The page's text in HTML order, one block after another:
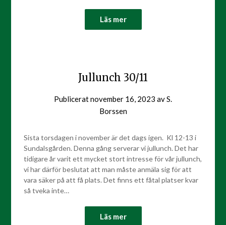
Läs mer
Jullunch 30/11
Publiceratnovember 16, 2023 avS.
Borssen
Sista torsdagen i november är det dags igen. Kl 12-13 i
Sundalsgården. Denna gång serverar vi jullunch. Det har
tidigare år varit ett mycket stort intresse för vår jullunch,
vi har därför beslutat att man måste anmäla sig för att
vara säker på att få plats. Det finns ett fåtal platser kvar
så tveka inte…
Läs mer